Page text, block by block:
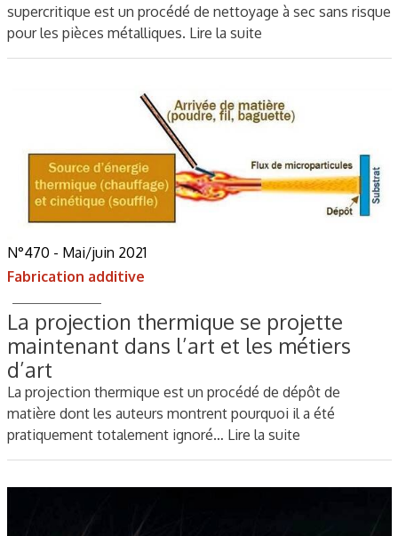
supercritique est un procédé de nettoyage à sec sans risque
pour les pièces métalliques. Lire la suite
N°470 - Mai/juin 2021
Fabrication additive
La projection thermique se projette
maintenant dans l’art et les métiers
d’art
La projection thermique est un procédé de dépôt de
matière dont les auteurs montrent pourquoi il a été
pratiquement totalement ignoré… Lire la suite